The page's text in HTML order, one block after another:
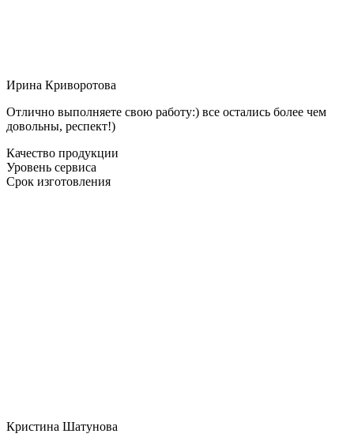
Ирина Криворотова
Отлично выполняете свою работу:) все остались более чем
довольны, респект!)
Качество продукции
Уровень сервиса
Срок изготовления
Кристина Шатунова